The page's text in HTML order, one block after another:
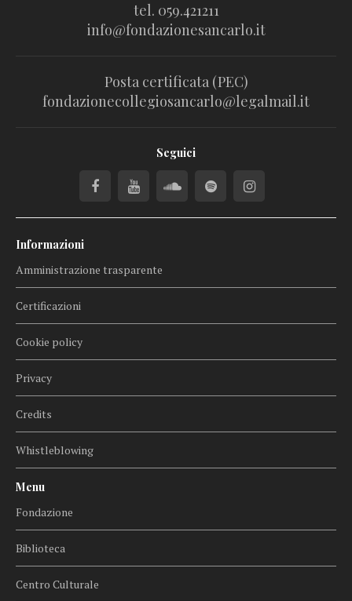
tel. 059.421211
info@fondazionesancarlo.it
Posta certificata (PEC)
fondazionecollegiosancarlo@legalmail.it
Seguici
Informazioni
Amministrazione trasparente
Certificazioni
Cookie policy
Privacy
Credits
Whistleblowing
Menu
Fondazione
Biblioteca
Centro Culturale